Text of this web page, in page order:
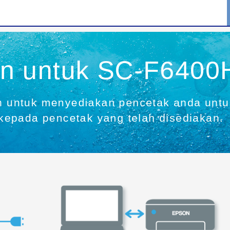
untuk SC-
untuk menyediakan pencetak anda
pencetak yang telah disediakan.